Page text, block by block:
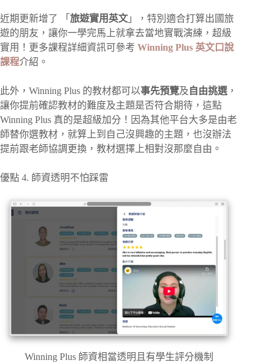
近期更新增了 「 旅遊實用英文 」，特別適合打算出國旅
遊的朋友，讓你一學完馬上就拿去當地實戰演練，超級
實用！更多課程詳細資訊可參考 Winning Plus 英文口說
課程介紹。
此外，Winning Plus 的教材都可以事先預覽及 自由挑選 ，
讓你提前確認教材的難度及主題是否符合期待，這點
Winning Plus 真的是超級加分！因為其他平台大多是由老
師替你選教材，就算上到自己沒興趣的主題，也沒辦法
提前跟老師協調更換，教材選擇上相對沒那麼自由。
優點 4. 師資透明不怕踩雷
Winning Plus 師資相當透明且有學生評分機制